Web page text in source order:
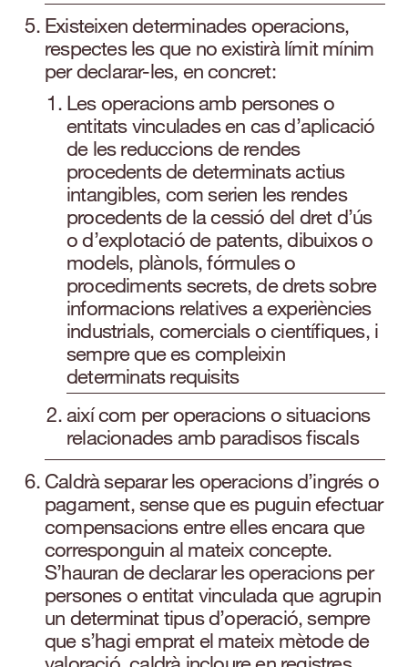
Existeixen determinades operacions,
respectes les que no existirà límit mínim
per declarar-les, en concret:
Les operacions amb persones o
entitats vinculades en cas d’aplicació
de les reduccions de rendes
procedents de determinats actius
intangibles, com serien les rendes
procedents de la cessió del dret d’ús
o d’explotació de patents, dibuixos o
models, plànols, fórmules o
procediments secrets, de drets sobre
informacions relatives a experiències
industrials, comercials o científiques, i
sempre que es compleixin
determinats requisits
així com per operacions o situacions
relacionades amb paradisos fiscals
Caldrà separar les operacions d’ingrés o
pagament, sense que es puguin efectuar
compensacions entre elles encara que
corresponguin al mateix concepte.
S’hauran de declarar les operacions per
persones o entitat vinculada que agrupin
un determinat tipus d’operació, sempre
que s’hagi emprat el mateix mètode de